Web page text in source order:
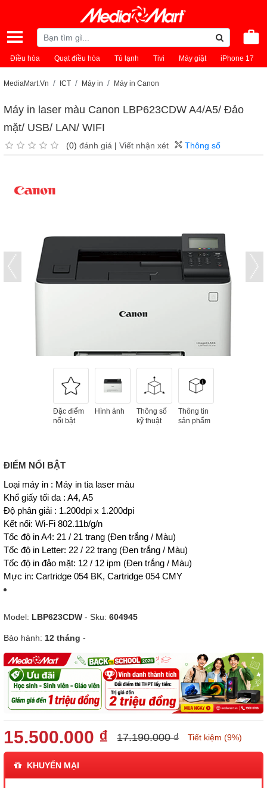
Điều hòa Quạt điều hòa Tủ lạnh Tivi Máy giặt iPhone 17
MediaMart.Vn ICT Máy in Máy in Canon
Máy in laser màu Canon LBP623CDW A4/A5/ Đảo
mặt/ USB/ LAN/ WIFI
(0) đánh giá | Viết nhận xét Thông số
Đặc điểm
nổi bật
Hình ảnh
Thông số
kỹ thuật
Thông tin
sản phẩm
ĐIỂM NỔI BẬT
Loại máy in : Máy in tia laser màu
Khổ giấy tối đa : A4, A5
Độ phân giải : 1.200dpi x 1.200dpi
Kết nối: Wi-Fi 802.11b/g/n
Tốc độ in A4: 21 / 21 trang (Đen trắng / Màu)
Tốc độ in Letter: 22 / 22 trang (Đen trắng / Màu)
Tốc độ in đảo mặt: 12 / 12 ipm (Đen trắng / Màu)
Mực in: Cartridge 054 BK, Cartridge 054 CMY
Model: LBP623CDW - Sku: 604945
Bảo hành: 12 tháng -
15.500.000 ₫ 17.190.000 ₫ Tiết kiệm (9%)
KHUYẾN MẠI